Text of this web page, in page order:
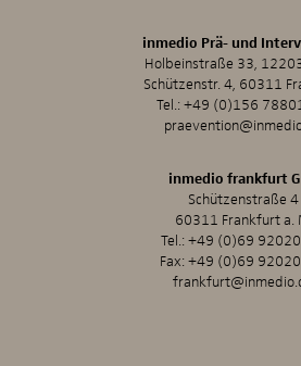
inmedio Prä- und
Holbeinstraße 33,
Schützenstr. 4, 60311
Tel.:+49 (0)156
inmedio frankfurt
Schützenstraße 4
60311 Frankfurt a.
Tel.:+49 (0)69
Fax: +49 (0)69